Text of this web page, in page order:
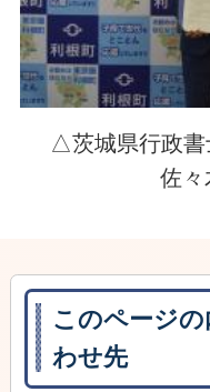
△茨城県行政書
佐々
このページ
わせ先